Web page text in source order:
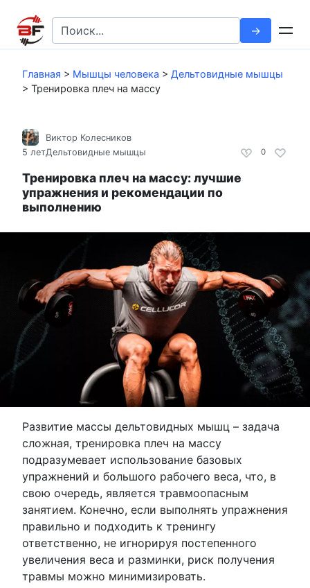
контенту
Search
for:
Главная > Мышцы человека > Дельтовидные мышцы
> Тренировка плеч на массу
0
Виктор Колесников
5 летДельтовидные мышцы
Тренировка плеч на массу: лучшие
упражнения и рекомендации по
выполнению
Развитие массы дельтовидных мышц – задача
сложная, тренировка плеч на массу
подразумевает использование базовых
упражнений и большого рабочего веса, что, в
свою очередь, является травмоопасным
занятием. Конечно, если выполнять упражнения
правильно и подходить к тренингу
ответственно, не игнорируя постепенного
увеличения веса и разминки, риск получения
травмы можно минимизировать.